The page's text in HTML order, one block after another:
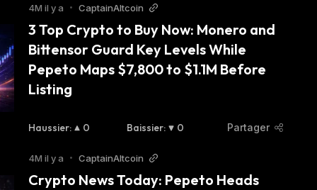
4M il y a • CaptainAltcoin
3 Top Crypto to Buy Now: Monero and
Bittensor Guard Key Levels While
Pepeto Maps $7,800 to $1.1M Before
Listing
Haussier: 0 Baissier: 0 Partager
4M il y a • CaptainAltcoin
Crypto News Today: Pepeto Heads